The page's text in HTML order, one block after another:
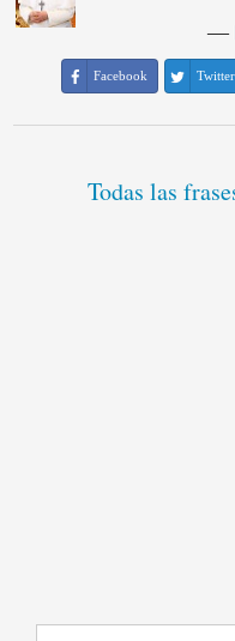
―
Facebook Twitter
Todas las